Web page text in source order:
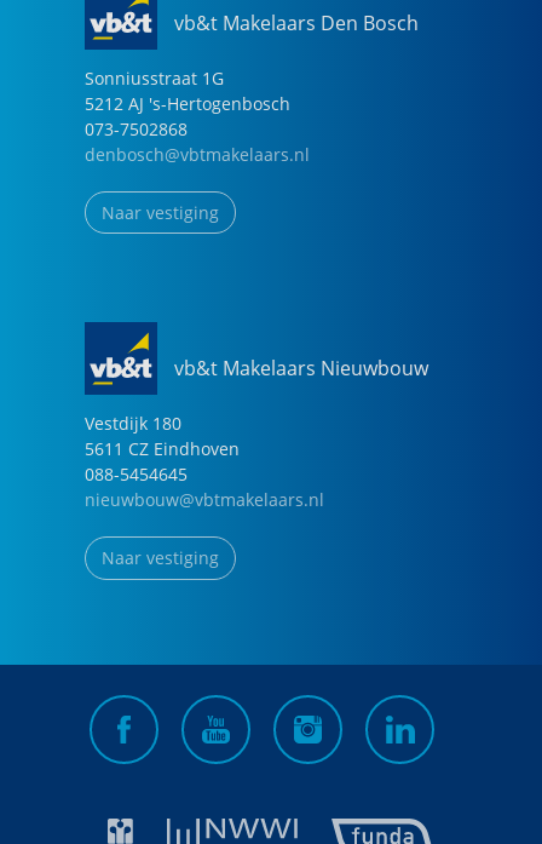
vb&t Makelaars Den Bosch
Sonniusstraat 1G
5212 AJ 's-Hertogenbosch
073-7502868
denbosch@vbtmakelaars.nl
Naar vestiging
vb&t Makelaars Nieuwbouw
Vestdijk 180
5611 CZ Eindhoven
088-5454645
nieuwbouw@vbtmakelaars.nl
Naar vestiging